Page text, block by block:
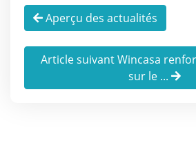
Aperçu des actualités
Article suivant Wincasa
sur le ...